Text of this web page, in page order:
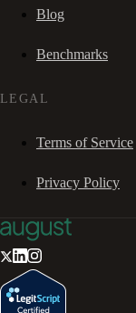
Blog
Benchmarks
LEGAL
Terms of Service
Privacy Policy